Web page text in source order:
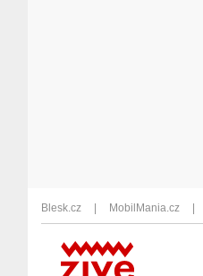
Blesk.cz MobilMania.cz